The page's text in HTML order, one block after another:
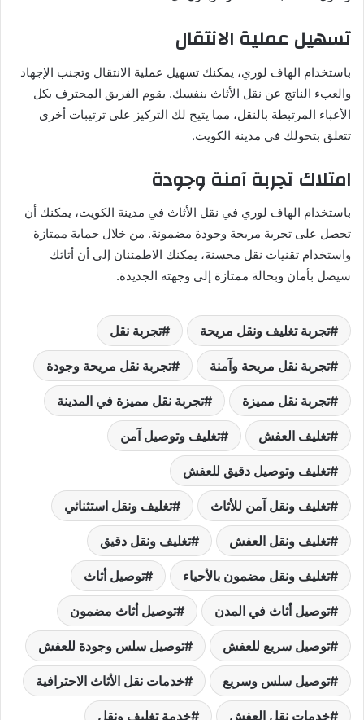
تسهيل عملية الانتقال
باستخدام الهاف لوري، يمكنك تسهيل عملية الانتقال وتجنب الإجهاد
والعبء الناتج عن نقل الأثاث بنفسك. يقوم الفريق المحترف بكل
الأعباء المرتبطة بالنقل، مما يتيح لك التركيز على ترتيبات أخرى
تتعلق بتحولك في مدينة الكويت.
امتلاك تجربة آمنة وجودة
باستخدام الهاف لوري في نقل الأثاث في مدينة الكويت، يمكنك أن
تحصل على تجربة مريحة وجودة مضمونة. من خلال حماية ممتازة
واستخدام تقنيات نقل محسنة، يمكنك الاطمئنان إلى أن أثاثك
سيصل بأمان وبحالة ممتازة إلى وجهته الجديدة.
تجربة تغليف ونقل مريحة تجربة نقل
تجربة نقل مريحة وآمنة تجربة نقل مريحة وجودة
تجربة نقل مميزة تجربة نقل مميزة في المدينة
تغليف العفش تغليف وتوصيل آمن
تغليف وتوصيل دقيق للعفش
تغليف ونقل آمن للأثاث تغليف ونقل استثنائي
تغليف ونقل العفش تغليف ونقل دقيق
تغليف ونقل مضمون بالأحياء توصيل أثاث
توصيل أثاث في المدن توصيل أثاث مضمون
توصيل سريع للعفش توصيل سلس وجودة للعفش
توصيل سلس وسريع خدمات نقل الأثاث الاحترافية
خدمات نقل العفش خدمة تغليف ونقل